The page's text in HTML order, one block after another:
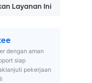
Layanan Ini
dengan aman
siap
pekerjaan